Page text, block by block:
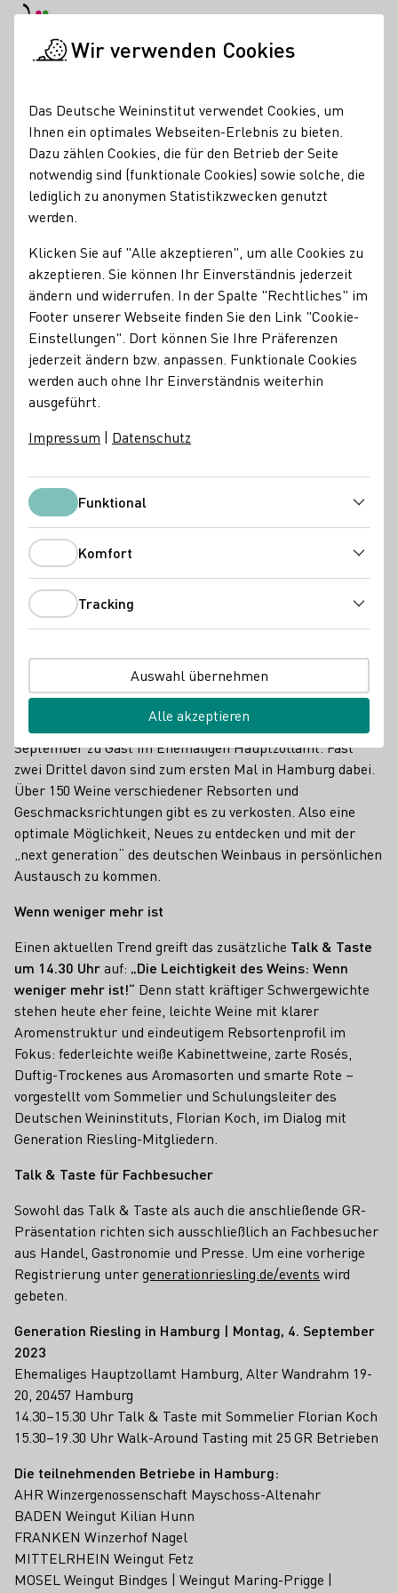
GR präsentiert Wein-
Trends in Hamburg
28.07.23
und ihre Weine am 4. September im Ehemaligen
Hauptzollamt.
DWI Aktuell
Wenn es um Trends und spannende Entdeckungen bei
deutschen Weinen geht, kommt man um die alljährliche
Dieses Jahr sind 25 Mitglieder der weltweit größten
Organisation von jungen Winzerinnen und Winzern am 4.
September zu Gast im Ehemaligen Hauptzollamt. Fast
zwei Drittel davon sind zum ersten Mal in Hamburg dabei.
Über 150 Weine verschiedener Rebsorten und
Geschmacksrichtungen gibt es zu verkosten. Also eine
optimale Möglichkeit, Neues zu entdecken und mit der
„next generation“ des deutschen Weinbaus in persönlichen
Austausch zu kommen.
Wenn weniger mehr ist
Einen aktuellen Trend greift das zusätzliche Talk & Taste
um 14.30 Uhrauf: „Die Leichtigkeit des Weins: Wenn
weniger mehr ist!“ Denn statt kräftiger Schwergewichte
stehen heute eher feine, leichte Weine mit klarer
Aromenstruktur und eindeutigem Rebsortenprofil im
Fokus: federleichte weiße Kabinettweine, zarte Rosés,
Duftig-Trockenes aus Aromasorten und smarte Rote –
vorgestellt vom Sommelier und Schulungsleiter des
Deutschen Weininstituts, Florian Koch, im Dialog mit
Generation Riesling-Mitgliedern.
Talk & Taste für Fachbesucher
Sowohl das Talk & Taste als auch die anschließende GR-
Präsentation richten sich ausschließlich an Fachbesucher
aus Handel, Gastronomie und Presse. Um eine vorherige
Registrierung untergenerationriesling.de/events wird
gebeten.
Generation Riesling in Hamburg | Montag, 4. September
2023
Ehemaliges Hauptzollamt Hamburg, Alter Wandrahm 19-
20, 20457 Hamburg
14.30–15.30 Uhr Talk & Taste mit Sommelier Florian Koch
15.30–19.30 Uhr Walk-Around Tasting mit 25 GR Betrieben
Die teilnehmenden Betriebe in Hamburg:
AHR Winzergenossenschaft Mayschoss-Altenahr
BADEN Weingut Kilian Hunn
FRANKEN Winzerhof Nagel
MITTELRHEIN Weingut Fetz
MOSEL Weingut Bindges | Weingut Maring-Prigge |
Wir verwenden Cookies
Das Deutsche Weininstitut verwendet Cookies, um
Ihnen ein optimales Webseiten-Erlebnis zu bieten.
Dazu zählen Cookies, die für den Betrieb der Seite
notwendig sind (funktionale Cookies) sowie solche, die
lediglich zu anonymen Statistikzwecken genutzt
werden.
Klicken Sie auf "Alle akzeptieren", um alle Cookies zu
akzeptieren. Sie können Ihr Einverständnis jederzeit
ändern und widerrufen. In der Spalte "Rechtliches" im
Footer unserer Webseite finden Sie den Link "Cookie-
Einstellungen". Dort können Sie Ihre Präferenzen
jederzeit ändern bzw. anpassen. Funktionale Cookies
werden auch ohne Ihr Einverständnis weiterhin
ausgeführt.
Impressum | Datenschutz
FunktionalFunktional
Komfort
Tracking
Auswahl übernehmen
Alle akzeptieren